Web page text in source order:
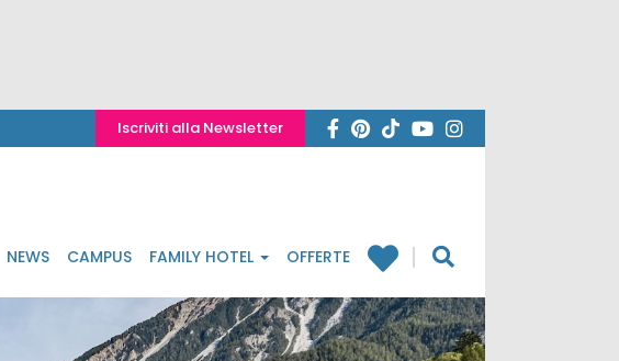
Iscriviti alla Newsletter
NEWS CAMPUS FAMILY HOTEL OFFERTE